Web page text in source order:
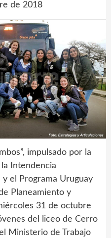
de 2018
impulsado por la
Intendencia
el Programa Uruguay
Planeamiento y
31 de octubre
del liceo de Cerro
Ministerio de Trabajo